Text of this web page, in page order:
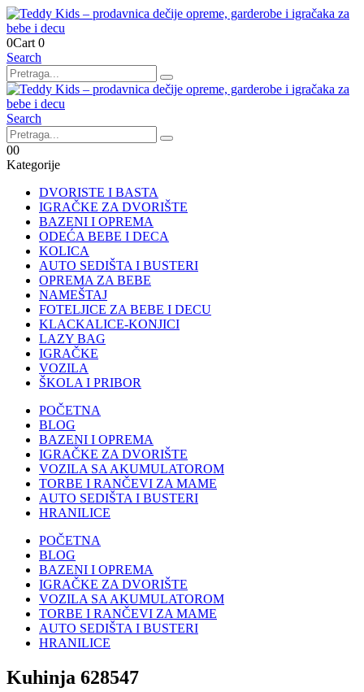
0Cart 0
Search
Search
00
Kategorije
DVORISTE I BASTA
IGRAČKE ZA DVORIŠTE
BAZENI I OPREMA
ODEĆA BEBE I DECA
KOLICA
AUTO SEDIŠTA I BUSTERI
OPREMA ZA BEBE
NAMEŠTAJ
FOTELJICE ZA BEBE I DECU
KLACKALICE-KONJICI
LAZY BAG
IGRAČKE
VOZILA
ŠKOLA I PRIBOR
POČETNA
BLOG
BAZENI I OPREMA
IGRAČKE ZA DVORIŠTE
VOZILA SA AKUMULATOROM
TORBE I RANČEVI ZA MAME
AUTO SEDIŠTA I BUSTERI
HRANILICE
POČETNA
BLOG
BAZENI I OPREMA
IGRAČKE ZA DVORIŠTE
VOZILA SA AKUMULATOROM
TORBE I RANČEVI ZA MAME
AUTO SEDIŠTA I BUSTERI
HRANILICE
Kuhinja 628547